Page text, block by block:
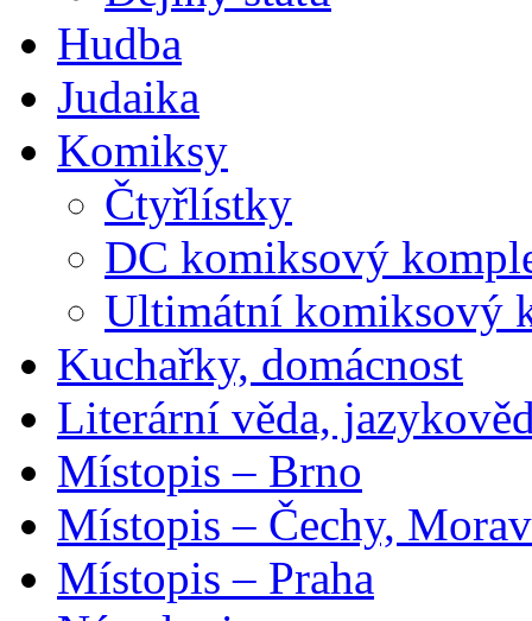
Hudba
Judaika
Komiksy
Čtyřlístky
DC komiksový
Ultimátní komiksový
Kuchařky, domácnost
Literární věda,
Místopis – Brno
Místopis – Čechy,
Místopis – Praha